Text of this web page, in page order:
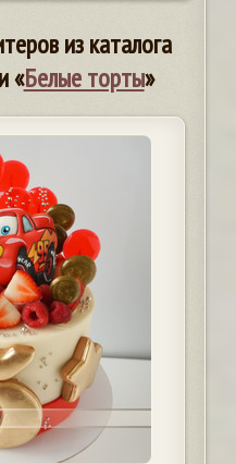
из каталога
«Белые торты»